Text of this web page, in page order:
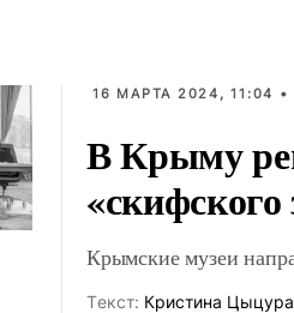
16 МАРТА 2024, 11:04 •
В Крыму
Крымские музеи
Tекст: Кристина Цыцура